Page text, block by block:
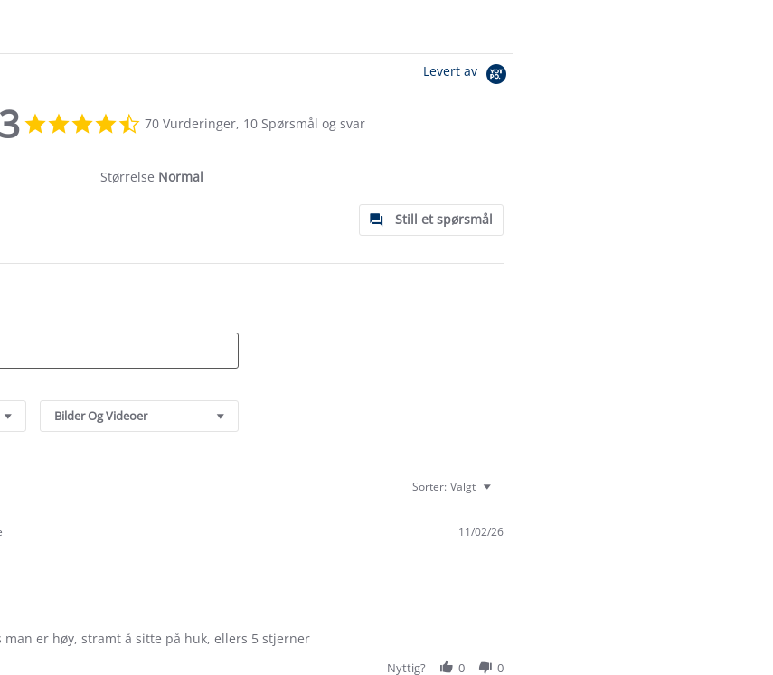
Levert av
star
70 Vurderinger, 10 Spørsmål og svar
Størrelse Normal
Still et spørsmål
Bilder Og Videoer
Sorter: Valgt
11/02/26
man er høy, stramt å sitte på huk, ellers 5 stjerner
Nyttig? 0 0